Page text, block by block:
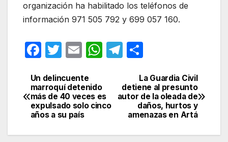
organización ha habilitado los teléfonos de
información 971 505 792 y 699 057 160.
F
c
e
b
o
T
itt
er
E
ail
W
s
A
p
T
e
gr
a
m
m
p
ar
tir
Navegación
de
entradas
La Guardia Civil
detiene al presunto
autor de la oleada de
daños, hurtos y
amenazas en Artá
Un delincuente
marroquí detenido
más de 40 veces es
expulsado solo cinco
años a su país